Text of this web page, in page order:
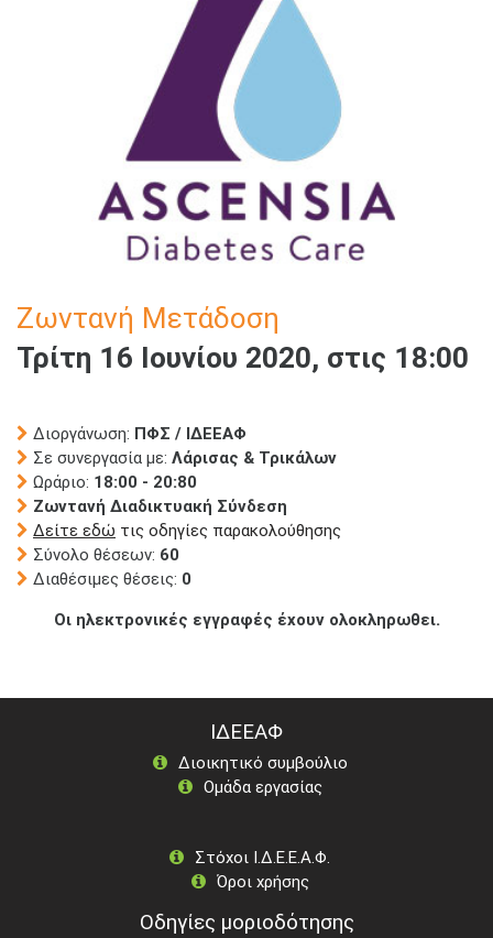
Ζωντανή Μετάδοση
Τρίτη 16 Ιουνίου 2020, στις 18:00
Διοργάνωση: ΠΦΣ / ΙΔΕΕΑΦ
Σε συνεργασία με: Λάρισας & Τρικάλων
Ωράριο: 18:00 - 20:80
Ζωντανή Διαδικτυακή Σύνδεση
Δείτε εδώ τις οδηγίες παρακολούθησης
Σύνολο θέσεων: 60
Διαθέσιμες θέσεις: 0
Οι ηλεκτρονικές εγγραφές έχουν ολοκληρωθει.
ΙΔΕΕΑΦ
Διοικητικό συμβούλιο
Ομάδα εργασίας
Στόχοι Ι.Δ.Ε.Ε.Α.Φ.
Όροι χρήσης
Οδηγίες μοριοδότησης